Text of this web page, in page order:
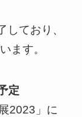
しており、
ます。
定
2023」に